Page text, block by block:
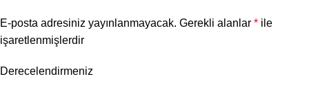
E-posta adresiniz yayınlanmayacak. Gerekli alanlar * ile
işaretlenmişlerdir
Derecelendirmeniz